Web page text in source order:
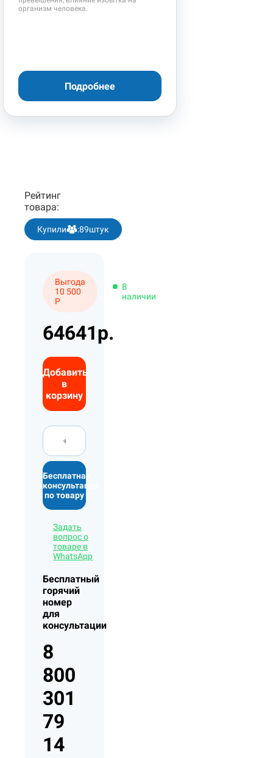
организм человека.
Подробнее
Рейтинг
товара:
Купили :89штук
Выгода
10 500
Р
В
наличии
64641р.
Добавить
в
корзину
Бесплатная
консультация
по товару
Задать
вопрос о
товаре в
WhatsApp
Бесплатный
горячий
номер
для
консультации
8
800
301
79
14